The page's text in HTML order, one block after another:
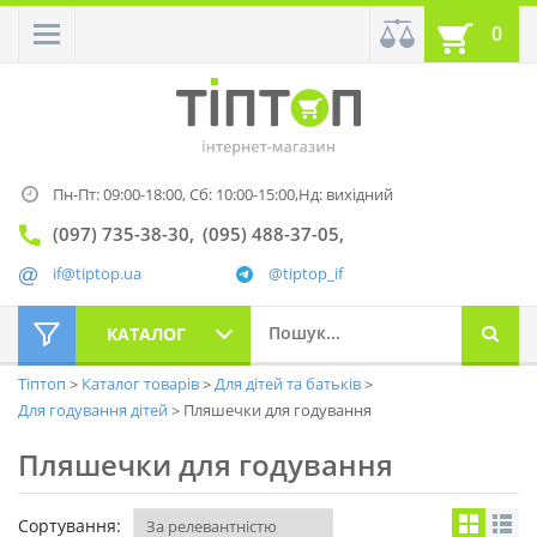
0
Пн-Пт: 09:00-18:00,Сб: 10:00-15:00,Нд: вихідний
(097) 735-38-30 (095) 488-37-05
@tiptop_if
if@tiptop.ua
КАТАЛОГ
Тіптоп Каталог товарів
Для дітей та батьків
Для годування дітей
Пляшечки для годування
Пляшечки для годування
Сортування: